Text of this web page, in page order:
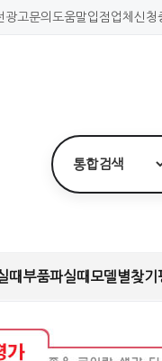
광고문의 도움말입점업체신청
때 부품파실때 모델별찾기